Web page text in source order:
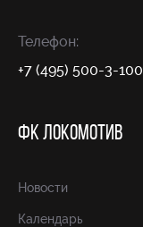
Телефон:
+7 (495) 500-3-100
ФК ЛОКОМОТИВ
Новости
Календарь